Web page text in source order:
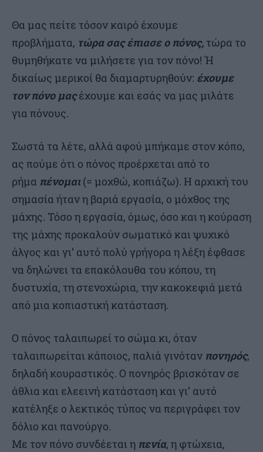
Θα μας πείτε τόσον καιρό έχουμε
προβλήματα, τώρα σας έπιασε ο πόνος,τώρα το
θυμηθήκατε να μιλήσετε για τον πόνο! Ή
δικαίως μερικοί θα διαμαρτυρηθούν: έχουμε
τον πόνο μαςέχουμε και εσάς να μας μιλάτε
για πόνους.
Σωστά τα λέτε, αλλά αφού μπήκαμε στον κόπο,
ας πούμε ότι ο πόνος προέρχεται από το
ρήμα πένομαι (= μοχθώ, κοπιάζω). Η αρχική του
σημασία ήταν η βαριά εργασία, ο μόχθος της
μάχης. Τόσο η εργασία, όμως, όσο και η κούραση
της μάχης προκαλούν σωματικό και ψυχικό
άλγος και γι’ αυτό πολύ γρήγορα η λέξη έφθασε
να δηλώνει τα επακόλουθα του κόπου, τη
δυστυχία, τη στενοχώρια, την κακοκεφιά μετά
από μια κοπιαστική κατάσταση.
Ο πόνος ταλαιπωρεί το σώμα κι, όταν
ταλαιπωρείται κάποιος, παλιά γινόταν πονηρός,
δηλαδή κουραστικός. Ο πονηρός βρισκόταν σε
άθλια και ελεεινή κατάσταση και γι’ αυτό
κατέληξε ο λεκτικός τύπος να περιγράφει τον
δόλιο και πανούργο.
Με τον πόνο συνδέεται η πενία, η φτώχεια,